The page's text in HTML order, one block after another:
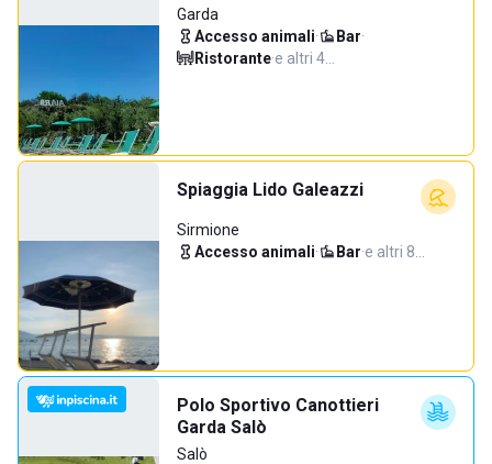
Garda
Accesso animali· Bar·
Ristorante·e altri 4…
Spiaggia Lido Galeazzi
Sirmione
Accesso animali· Bar·e altri 8…
Polo Sportivo Canottieri
Garda Salò
Salò